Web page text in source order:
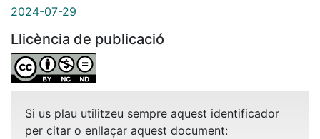
2024-07-29
Llicència de publicació
Si us plau utilitzeu sempre aquest identificador
per citar o enllaçar aquest document: